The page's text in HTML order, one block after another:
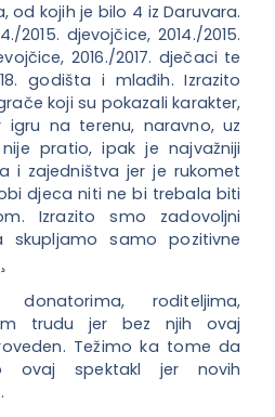
od kojih je bilo 4 iz Daruvara.
2015. djevojčice, 2014./2015.
2016./2017. dječaci te
godišta i mlađih. Izrazito
koji su pokazali karakter,
na terenu, naravno, uz
pratio, ipak je najvažniji
i zajedništva jer je rukomet
djeca niti ne bi trebala biti
Izrazito smo zadovoljni
skupljamo samo pozitivne
donatorima, roditeljima,
trudu jer bez njih ovaj
Težimo ka tome da
ovaj spektakl jer novih